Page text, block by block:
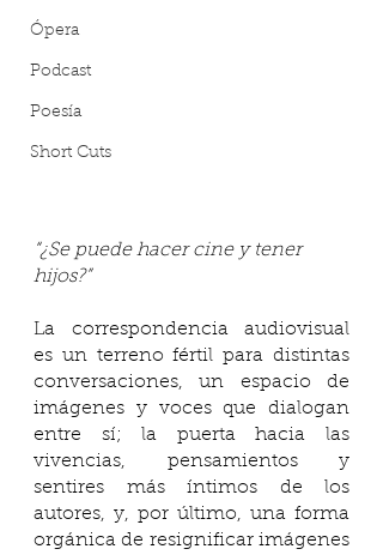
Ópera
Podcast
Poesía
Short Cuts
“¿Se puede hacer cine y tener
hijos?”
La correspondencia audiovisual
es un terreno fértil para distintas
conversaciones, un espacio de
imágenes y voces que dialogan
entre sí; la puerta hacia las
vivencias, pensamientos y
sentires más íntimos de los
autores, y, por último, una forma
orgánica de resignificar imágenes